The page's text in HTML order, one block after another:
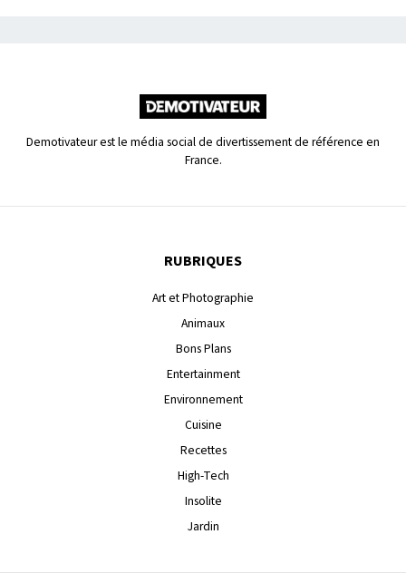
Demotivateur est le média social de divertissement de référence en
France.
RUBRIQUES
Art et Photographie
Animaux
Bons Plans
Entertainment
Environnement
Cuisine
Recettes
High-Tech
Insolite
Jardin